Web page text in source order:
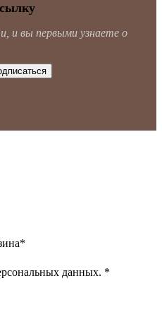
и вы первыми узнаете о
*
данных. *